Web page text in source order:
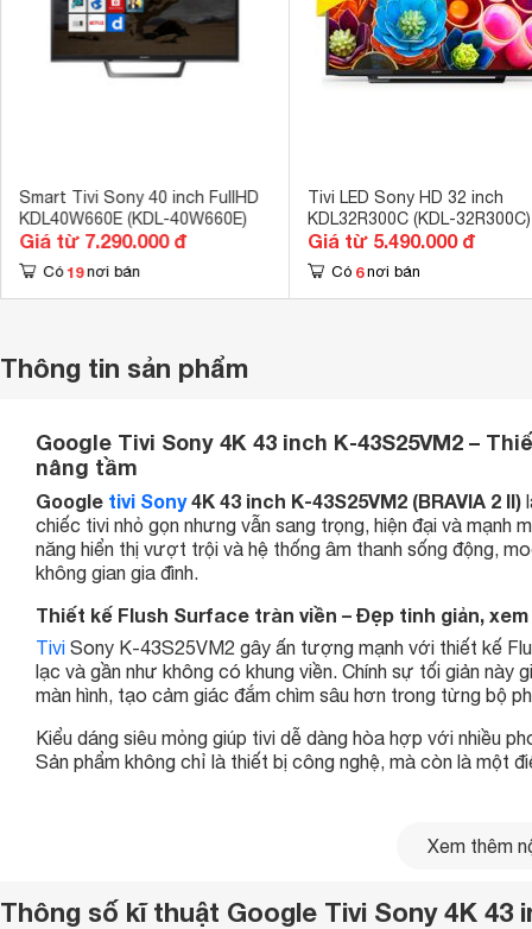
Smart Tivi Sony 40 inch FullHD
KDL40W660E (KDL-40W660E)
Giá từ 7.290.000 đ
Có 19 nơi bán
Tivi LED Sony HD 32 inch
KDL32R300C (KDL-32R300C)
Giá từ 5.490.000 đ
Có 6 nơi bán
Thông tin sản phẩm
Google Tivi Sony 4K 43 inch K-43S25VM2 –
nâng tầm
Google tivi Sony4K 43 inch K-43S25VM2 (BRAVIA 2 II)
chiếc tivi nhỏ gọn nhưng vẫn sang trọng, hiện đại và
năng hiển thị vượt trội và hệ thống âm thanh sống động,
không gian gia đình.
Thiết kế Flush Surface tràn viền – Đẹp tinh giản,
Tivi Sony K-43S25VM2 gây ấn tượng mạnh với thiết kế
lạc và gần như không có khung viền. Chính sự tối giản
màn hình, tạo cảm giác đắm chìm sâu hơn trong từng bộ
Kiểu dáng siêu mỏng giúp tivi dễ dàng hòa hợp với nhiều
Sản phẩm không chỉ là thiết bị công nghệ, mà còn là một
Xem thêm
Thông số kĩ thuật Google Tivi Sony 4K 43